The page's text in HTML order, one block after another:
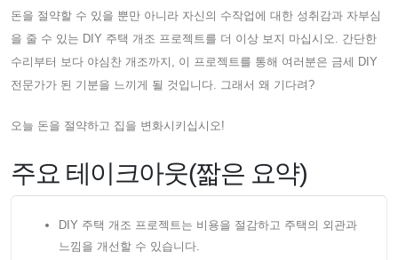
돈을 절약할 수 있을 뿐만 아니라 자신의 수작업에 대한 성취감과 자부심
을 줄 수 있는 DIY 주택 개조 프로젝트를 더 이상 보지 마십시오. 간단한
수리부터 보다 야심찬 개조까지, 이 프로젝트를 통해 여러분은 금세 DIY
전문가가 된 기분을 느끼게 될 것입니다. 그래서 왜 기다려?
오늘 돈을 절약하고 집을 변화시키십시오!
주요 테이크아웃(짧은 요약)
DIY 주택 개조 프로젝트는 비용을 절감하고 주택의 외관과
느낌을 개선할 수 있습니다.